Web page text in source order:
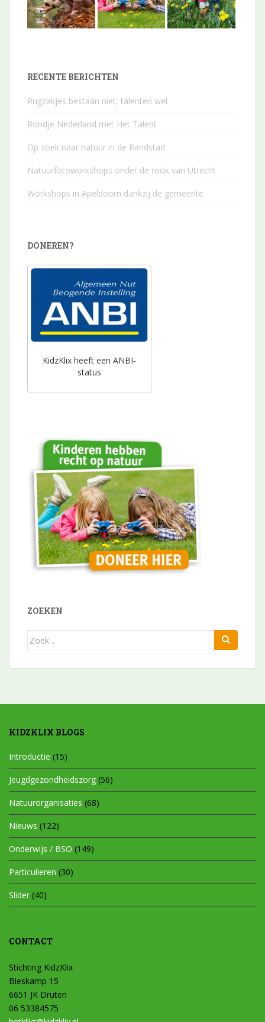
RECENTE BERICHTEN
Rugzakjes bestaan niet, talenten wel
Rondje Nederland met Het Talent
Op zoek naar natuur in de Randstad
Natuurfotoworkshops onder de rook van Utrecht
Workshops in Apeldoorn dankzij de gemeente
DONEREN?
KidzKlix heeft een ANBI-
status
ZOEKEN
Zoek
KIDZKLIX BLOGS
Introductie (15)
Jeugdgezondheidszorg (56)
Natuurorganisaties (68)
Nieuws (122)
Onderwijs / BSO (149)
Particulieren (30)
Slider (40)
CONTACT
Stichting KidzKlix
Bieskamp 15
6651 JK Druten
06 53384575